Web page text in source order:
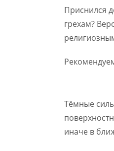
Приснился
грехам?
Тёмные
иначе в